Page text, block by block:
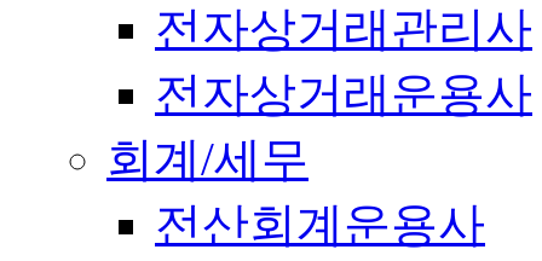
전자상거래관리사
전자상거래운용사
회계/세무
전산회계운용사